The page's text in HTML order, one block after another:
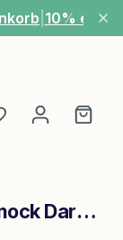
10% extra
Du hast 0
fatboy Hängematte Headdemock Dark Blue